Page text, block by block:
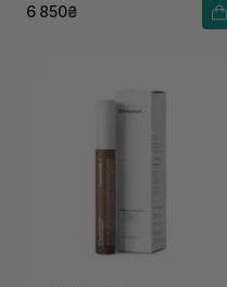
6 850₴